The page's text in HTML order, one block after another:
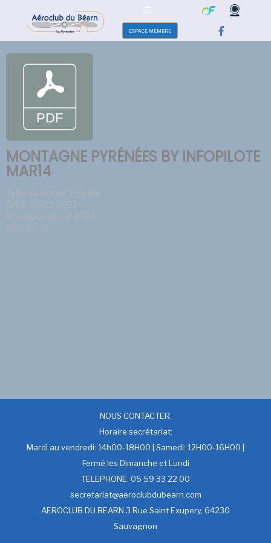
ESPACE MEMBRE
MONTAGNE PYRÉNÉES BY INFOPILOTE
MAR14
Taille du fichier: 1.98 Mo
Créé: 01-02-2022
Mis à jour: 01-02-2022
Succès: 18
NOUS CONTACTER:
Horaire secrétariat:
Mardi au vendredi: 14h00-18H00 | Samedi: 12H00-16H00 |
Fermé les Dimanche et Lundi
TELEPHONE: 05 59 33 22 00
secretariat@aeroclubdubearn.com
AEROCLUB DU BEARN 3 Rue Saint Exupery, 64230
Sauvagnon